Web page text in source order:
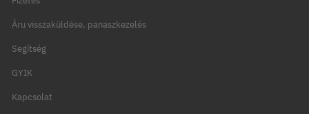
Áru visszaküldése, panaszkezelés
Segítség
GYIK
Kapcsolat